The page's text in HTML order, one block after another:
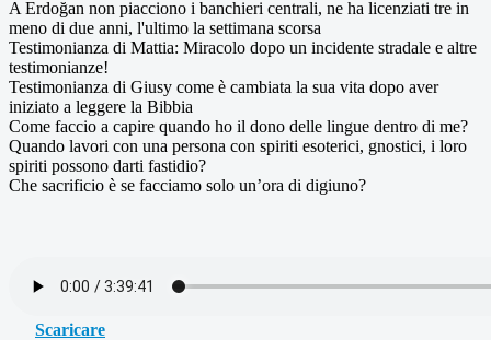
A Erdoğan non piacciono i banchieri centrali, ne ha licenziati tre in
meno di due anni, l'ultimo la settimana scorsa
Testimonianza di Mattia: Miracolo dopo un incidente stradale e altre
testimonianze!
Testimonianza di Giusy come è cambiata la sua vita dopo aver
iniziato a leggere la Bibbia
Come faccio a capire quando ho il dono delle lingue dentro di me?
Quando lavori con una persona con spiriti esoterici, gnostici, i loro
spiriti possono darti fastidio?
Che sacrificio è se facciamo solo un’ora di digiuno?
Scaricare